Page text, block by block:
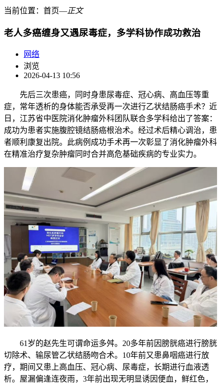
当前位置： 首页―正文
老人多癌缠身又遇尿毒症，多学科协作成功救治
网络
浏览
2026-04-13 10:56
先后三次患癌，同时身患尿毒症、冠心病、高血压等重
症，常年透析的身体能否承受再一次进行乙状结肠癌手术？近
日，江苏省中医院消化肿瘤外科团队联合多学科给出了答案：
成功为患者实施腹腔镜结肠癌根治术。经过术后精心调治，患
者顺利康复出院。此病例成功手术再一次彰显了消化肿瘤外科
在精准治疗复杂肿瘤同时合并高危基础疾病的专业实力。
61岁的赵先生可谓命运多舛。20多年前因膀胱癌进行膀胱
切除术、输尿管乙状结肠吻合术。10年前又患鼻咽癌进行放
疗，期间又患上高血压、冠心病、尿毒症，长期进行血液透
析。屋漏偏逢连夜雨，3年前出现无明显诱因便血，鲜红色，